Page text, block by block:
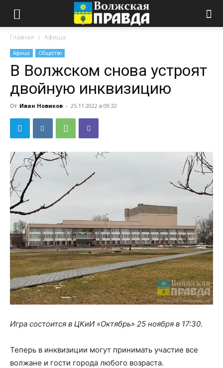
Главная Афиша
Афиша Общество
В Волжском снова устроят
двойную инквизицию
От Иван Новиков - 25.11.2022 в 09:32
Игра состоится в ЦКиИ «Октябрь» 25 ноября в 17:30.
Теперь в инквизиции могут принимать участие все
волжане и гости города любого возраста.